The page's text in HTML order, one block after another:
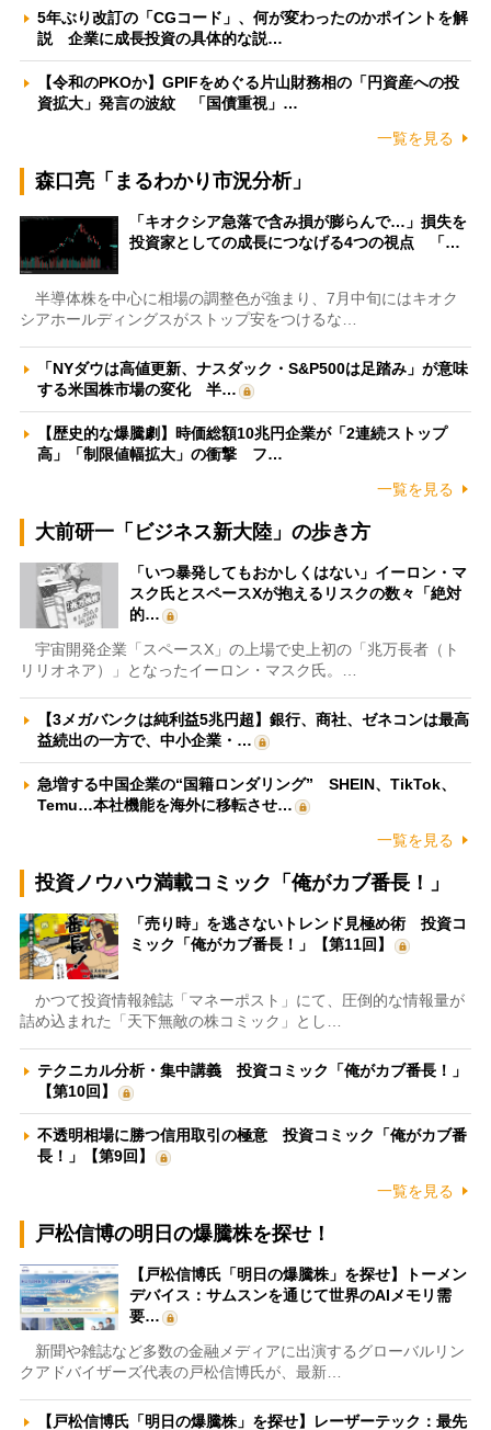
5年ぶり改訂の「CGコード」、何が変わったのかポイントを解
説 企業に成長投資の具体的な説…
【令和のPKOか】GPIFをめぐる片山財務相の「円資産への投
資拡大」発言の波紋 「国債重視」…
一覧を見る
森口亮「まるわかり市況分析」
「キオクシア急落で含み損が膨らんで…」損失を
投資家としての成長につなげる4つの視点 「…
半導体株を中心に相場の調整色が強まり、7月中旬にはキオク
シアホールディングスがストップ安をつけるな…
「NYダウは高値更新、ナスダック・S&P500は足踏み」が意味
する米国株市場の変化 半…
【歴史的な爆騰劇】時価総額10兆円企業が「2連続ストップ
高」「制限値幅拡大」の衝撃 フ…
一覧を見る
大前研一「ビジネス新大陸」の歩き方
「いつ暴発してもおかしくはない」イーロン・マ
スク氏とスペースXが抱えるリスクの数々「絶対
的…
宇宙開発企業「スペースX」の上場で史上初の「兆万長者（ト
リリオネア）」となったイーロン・マスク氏。…
【3メガバンクは純利益5兆円超】銀行、商社、ゼネコンは最高
益続出の一方で、中小企業・…
急増する中国企業の“国籍ロンダリング” SHEIN、TikTok、
Temu…本社機能を海外に移転させ…
一覧を見る
投資ノウハウ満載コミック「俺がカブ番長！」
「売り時」を逃さないトレンド見極め術 投資コ
ミック「俺がカブ番長！」【第11回】
かつて投資情報雑誌「マネーポスト」にて、圧倒的な情報量が
詰め込まれた「天下無敵の株コミック」とし…
テクニカル分析・集中講義 投資コミック「俺がカブ番長！」
【第10回】
不透明相場に勝つ信用取引の極意 投資コミック「俺がカブ番
長！」【第9回】
一覧を見る
戸松信博の明日の爆騰株を探せ！
【戸松信博氏「明日の爆騰株」を探せ】トーメン
デバイス：サムスンを通じて世界のAIメモリ需
要…
新聞や雑誌など多数の金融メディアに出演するグローバルリン
クアドバイザーズ代表の戸松信博氏が、最新…
【戸松信博氏「明日の爆騰株」を探せ】レーザーテック：最先